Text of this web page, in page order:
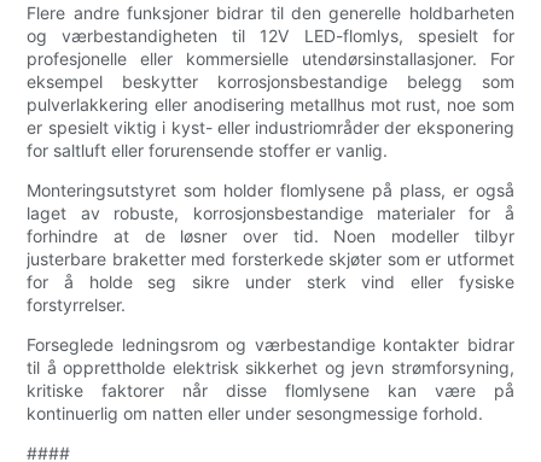
Flere andre funksjoner bidrar til den generelle holdbarheten
og værbestandigheten til 12V LED-flomlys, spesielt for
profesjonelle eller kommersielle utendørsinstallasjoner. For
eksempel beskytter korrosjonsbestandige belegg som
pulverlakkering eller anodisering metallhus mot rust, noe som
er spesielt viktig i kyst- eller industriområder der eksponering
for saltluft eller forurensende stoffer er vanlig.
Monteringsutstyret som holder flomlysene på plass, er også
laget av robuste, korrosjonsbestandige materialer for å
forhindre at de løsner over tid. Noen modeller tilbyr
justerbare braketter med forsterkede skjøter som er utformet
for å holde seg sikre under sterk vind eller fysiske
forstyrrelser.
Forseglede ledningsrom og værbestandige kontakter bidrar
til å opprettholde elektrisk sikkerhet og jevn strømforsyning,
kritiske faktorer når disse flomlysene kan være på
kontinuerlig om natten eller under sesongmessige forhold.
####